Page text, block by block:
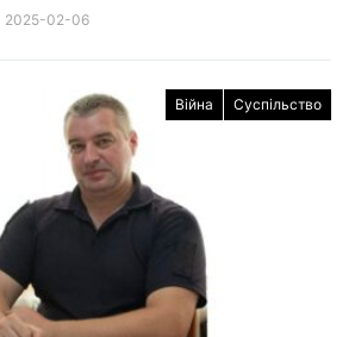
2025-02-06
Війна Суспільство